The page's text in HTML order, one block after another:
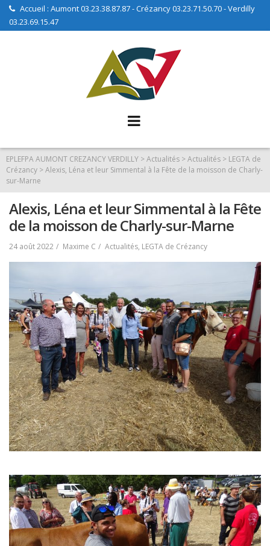
Skip Accueil : Aumont 03.23.38.87.87 - Crézancy 03.23.71.50.70 - Verdilly
03.23.69.15.47
EPLEFPA AUMONT CREZANCY VERDILLY >Actualités >Actualités > LEGTA de
Crézancy >Alexis, Léna et leur Simmental à la Fête de la moisson de Charly-
sur-Marne
Alexis, Léna et leur Simmental à la Fête
de la moisson de Charly-sur-Marne
24 août 2022 Maxime C Actualités, LEGTA de Crézancy